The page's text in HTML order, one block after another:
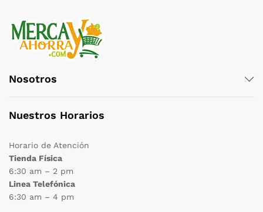
Nosotros
Nuestros Horarios
Horario de Atención
Tienda Física
6:30 am – 2 pm
Linea Telefónica
6:30 am – 4 pm